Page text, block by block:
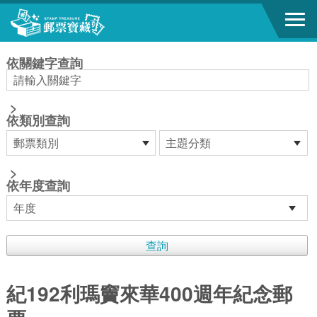
跳到主要內容區塊
依關鍵字查詢
>
依類別查詢
>
依年度查詢
紀192利瑪竇來華400週年紀念郵